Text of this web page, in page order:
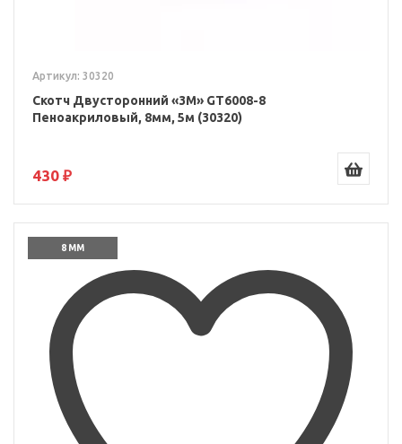
Артикул: 30320
Скотч Двусторонний «3M» GT6008-8
Пеноакриловый, 8мм, 5м (30320)
430 ₽
8 ММ